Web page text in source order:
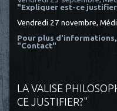
"Expliquer est-ce justifier
Vendredi 27 novembre,
Pour plus
"Contact"
LA VALISE
CE JUSTIFIER?"